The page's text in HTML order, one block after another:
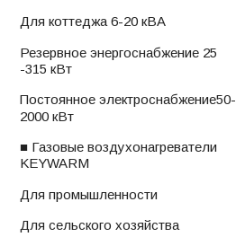
ㅤДля коттеджа 6-20 кВА
ㅤРезервное энергоснабжение 25
-315 кВт
ㅤПостоянное электроснабжениеㅤ50-
2000 кВт
■ Газовые воздухонагреватели
KEYWARM
ㅤДля промышленности
ㅤДля сельского хозяйства